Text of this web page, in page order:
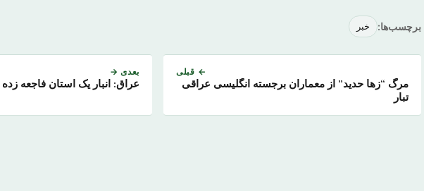
برچسب‌ها: خبر
← قبلی
مرگ “زها حدید” از معماران برجسته انگلیسی عراقی
تبار
بعدی →
عراق: انبار یک استان فاجعه زده